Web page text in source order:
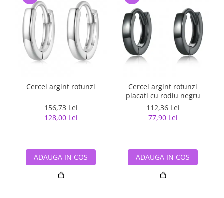
Cercei argint rotunzi
156,73 Lei
128,00 Lei
ADAUGA IN COS
Cercei argint rotunzi
placati cu rodiu negru
112,36 Lei
77,90 Lei
ADAUGA IN COS